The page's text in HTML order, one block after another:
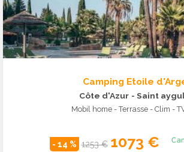
Camping Etoile
Côte d'Azur - Saint
Mobil home - Terrasse - Clim -
- 14 % 1253 € 1073 €